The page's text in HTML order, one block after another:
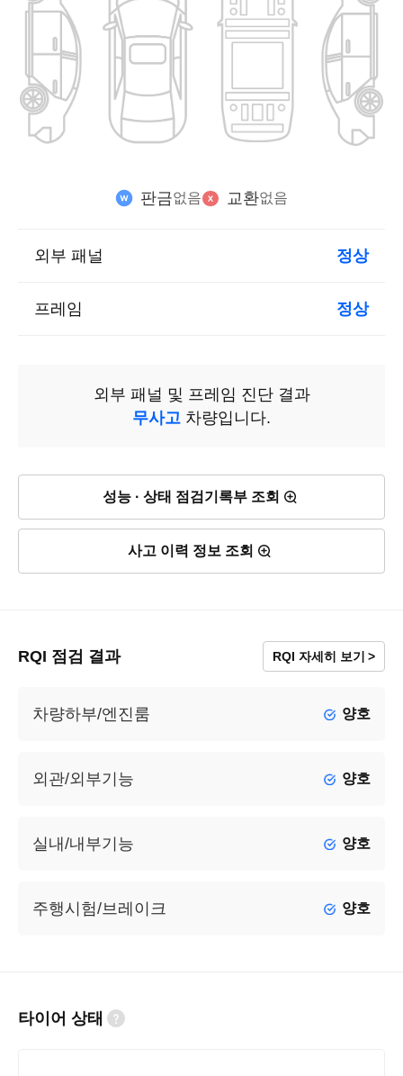
판금없음 교환없음
외부 패널 정상
프레임 정상
외부 패널 및 프레임 진단 결과
무사고 차량입니다.
성능 · 상태 점검기록부 조회
사고 이력 정보 조회
RQI 점검 결과 RQI 자세히 보기
차량하부/엔진룸 양호
외관/외부기능 양호
실내/내부기능 양호
주행시험/브레이크 양호
타이어 상태